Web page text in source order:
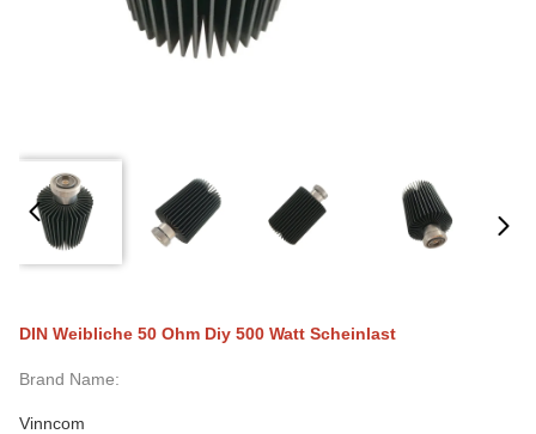
DIN Weibliche 50 Ohm Diy 500 Watt Scheinlast
Brand Name:
Vinncom